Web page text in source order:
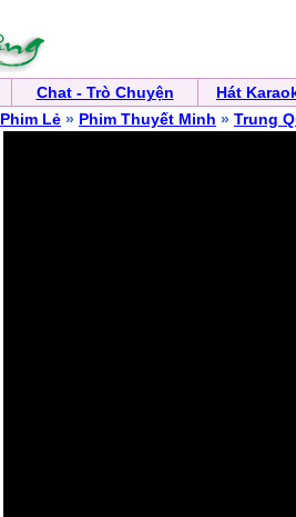
Chat - Trò Chuyện Hát
Phim Lẻ » Phim Thuyết Minh » Trung